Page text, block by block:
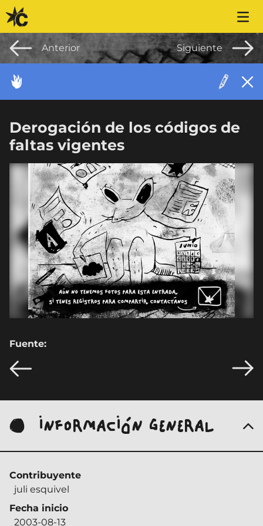
Saltar al contenido
Anterior Siguiente
Derogación de los códigos de
faltas vigentes
Fuente:
INFORMACIÓN GENERAL
Contribuyente
juli esquivel
Fecha inicio
2003-08-13